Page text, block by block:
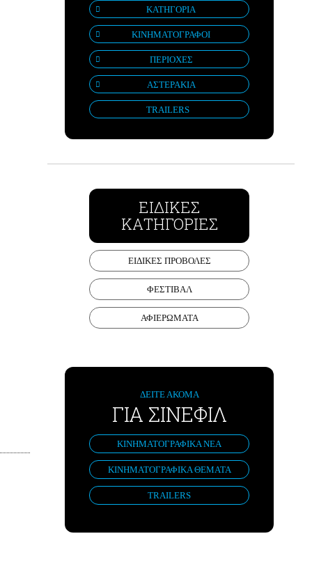
ΚΑΤΗΓΟΡΙΑ
ΚΙΝΗΜΑΤΟΓΡΑΦΟΙ
ΠΕΡΙΟΧΕΣ
ΑΣΤΕΡΑΚΙΑ
TRAILERS
ΕΙΔΙΚΕΣ
ΚΑΤΗΓΟΡΙΕΣ
ΕΙΔΙΚΕΣ ΠΡΟΒΟΛΕΣ
ΦΕΣΤΙΒΑΛ
ΑΦΙΕΡΩΜΑΤΑ
ΔΕΙΤΕ ΑΚΟΜΑ
ΓΙΑ ΣΙΝΕΦΙΛ
ΚΙΝΗΜΑΤΟΓΡΑΦΙΚΑ ΝΕΑ
ΚΙΝΗΜΑΤΟΓΡΑΦΙΚΑ ΘΕΜΑΤΑ
TRAILERS